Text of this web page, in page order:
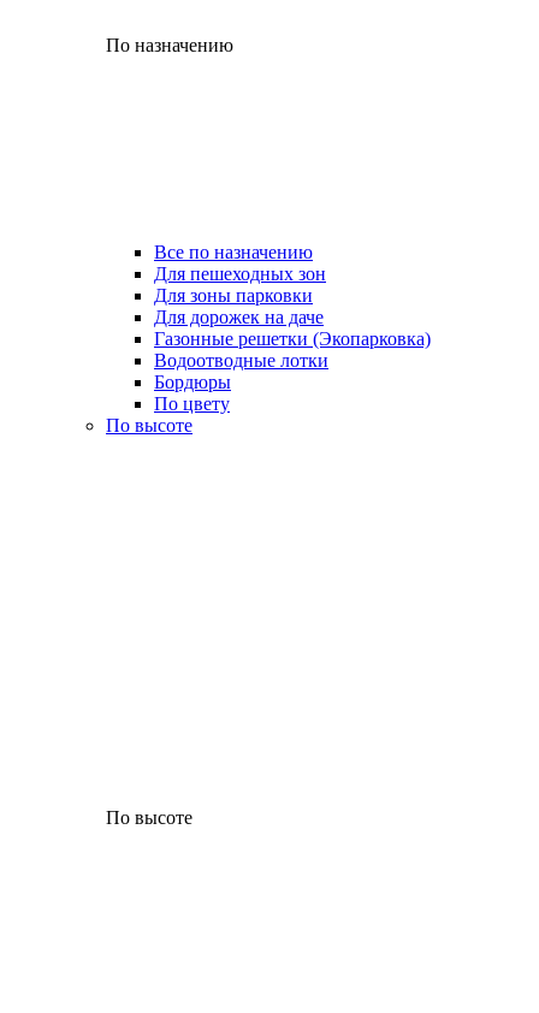
По назначению
Все по назначению
Для пешеходных зон
Для зоны парковки
Для дорожек на даче
Газонные решетки (Экопарковка)
Водоотводные лотки
Бордюры
По цвету
По высоте
По высоте